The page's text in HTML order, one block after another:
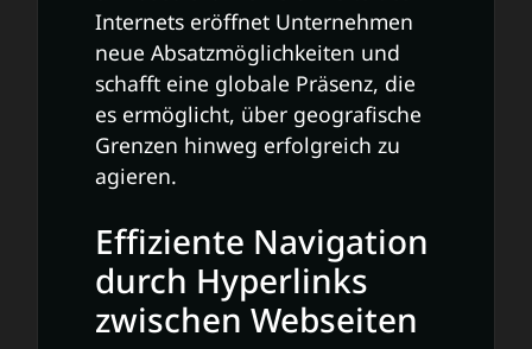
Internets eröffnet Unternehmen
neue Absatzmöglichkeiten und
schafft eine globale Präsenz, die
es ermöglicht, über geografische
Grenzen hinweg erfolgreich zu
agieren.
Effiziente Navigation
durch Hyperlinks
zwischen Webseiten